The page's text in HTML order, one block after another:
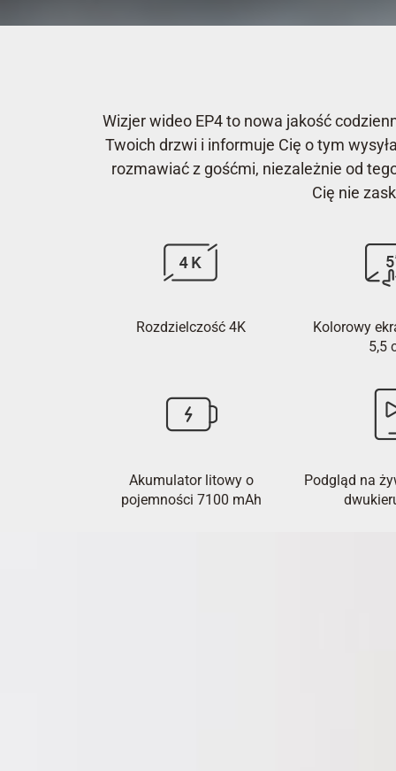
Wizjer wideo EP4 to nowa jakość
Twoich drzwi i informuje Cię o tym
rozmawiać z gośćmi, niezależnie od
Cię nie
Rozdzielczość 4K
Kolorowy
5,5
Akumulator litowy o
pojemności 7100 mAh
Podgląd na